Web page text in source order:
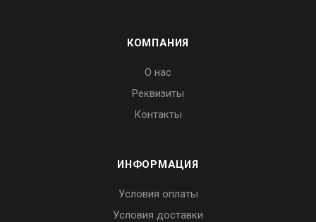
КОМПАНИЯ
О нас
Реквизиты
Контакты
ИНФОРМАЦИЯ
Условия оплаты
Условия доставки